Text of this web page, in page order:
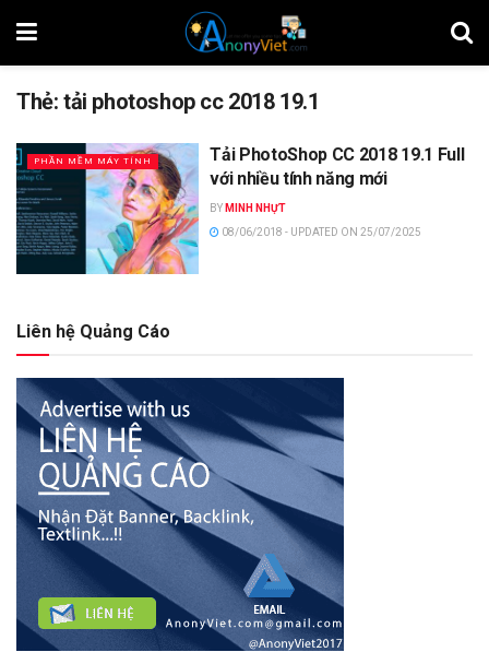
Thẻ:tải photoshop cc 2018 19.1
PHẦN MỀM MÁY TÍNH
Tải PhotoShop CC 2018 19.1 Full
với nhiều tính năng mới
BY MINH NHỰT
08/06/2018 - UPDATED ON 25/07/2025
Liên hệ Quảng Cáo